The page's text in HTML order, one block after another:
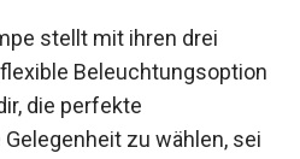
stellt mit ihren drei
Beleuchtungsoption
die perfekte
zu wählen, sei